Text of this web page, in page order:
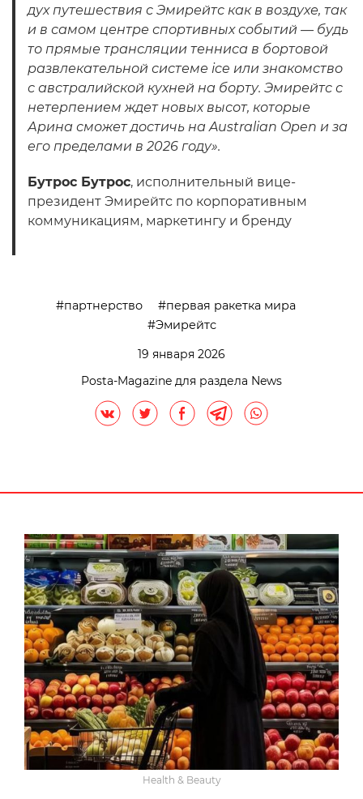
дух путешествия с Эмирейтс как в воздухе, так
и в самом центре спортивных событий — будь
то прямые трансляции тенниса в бортовой
развлекательной системе ice или знакомство
с австралийской кухней на борту. Эмирейтс с
нетерпением ждет новых высот, которые
Арина сможет достичь на Australian Open и за
его пределами в 2026 году».
Бутрос Бутрос, исполнительный вице-
президент Эмирейтс по корпоративным
коммуникациям, маркетингу и бренду
партнерство
первая ракетка мира
Эмирейтс
19 января 2026
Posta-Magazine для раздела News
Health & Beauty